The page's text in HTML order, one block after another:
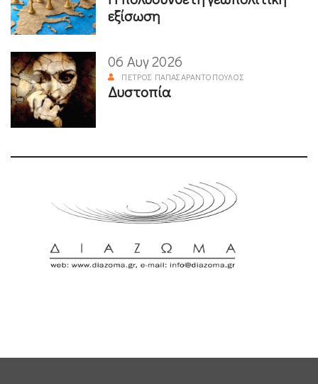
εξίσωση
06 Αυγ 2026
ΠΈΤΡΟΣ ΠΑΠΑΣΑΡΑΝΤΌΠΟΥΛΟΣ
Δυστοπία